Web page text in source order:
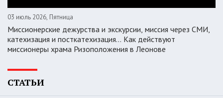
03 июль 2026, Пятница
Миссионерские дежурства и экскурсии, миссия через СМИ,
катехизация и посткатехизация… Как действуют
миссионеры храма Ризоположения в Леонове
СТАТЬИ